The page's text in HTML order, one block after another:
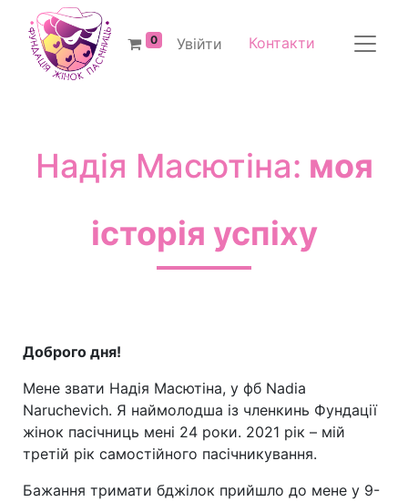
0 Увійти Контакти
Надія Масютіна: моя
історія успіху
Доброго дня!
Мене звати Надія Масютіна, у фб Nadia
Naruchevich. Я наймолодша із членкинь Фундації
жінок пасічниць мені 24 роки. 2021 рік – мій
третій рік самостійного пасічникування.
Бажання тримати бджілок прийшло до мене у 9-